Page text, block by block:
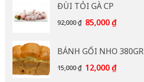
110,000 ₫.
ĐÙI TỎI GÀ CP
92,000₫ Giá
92,000 ₫.
85,000₫Giá
là:
85,000 ₫.
BÁNH GỐI NHO 380GR
15,000₫ Giá
12,000₫Giá